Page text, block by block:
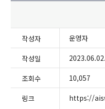
작성자 운영자
작성일 2023.06.02.
조회수 10,057
링크 https://